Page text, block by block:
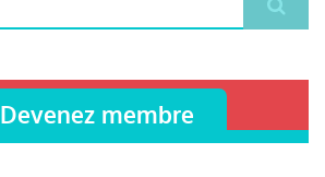
Devenez membre